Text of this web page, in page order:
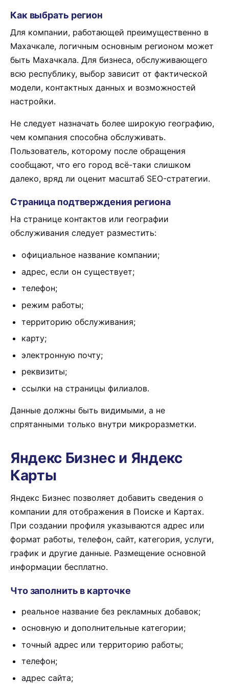
Как выбрать регион
Для компании, работающей преимущественно в
Махачкале, логичным основным регионом может
быть Махачкала. Для бизнеса, обслуживающего
всю республику, выбор зависит от фактической
модели, контактных данных и возможностей
настройки.
Не следует назначать более широкую географию,
чем компания способна обслуживать.
Пользователь, которому после обращения
сообщают, что его город всё-таки слишком
далеко, вряд ли оценит масштаб SEO-стратегии.
Страница подтверждения региона
На странице контактов или географии
обслуживания следует разместить:
официальное название компании;
адрес, если он существует;
телефон;
режим работы;
территорию обслуживания;
карту;
электронную почту;
реквизиты;
ссылки на страницы филиалов.
Данные должны быть видимыми, а не
спрятанными только внутри микроразметки.
Яндекс Бизнес и Яндекс
Карты
Яндекс Бизнес позволяет добавить сведения о
компании для отображения в Поиске и Картах.
При создании профиля указываются адрес или
формат работы, телефон, сайт, категория, услуги,
график и другие данные. Размещение основной
информации бесплатно.
Что заполнить в карточке
реальное название без рекламных добавок;
основную и дополнительные категории;
точный адрес или территорию работы;
телефон;
адрес сайта;